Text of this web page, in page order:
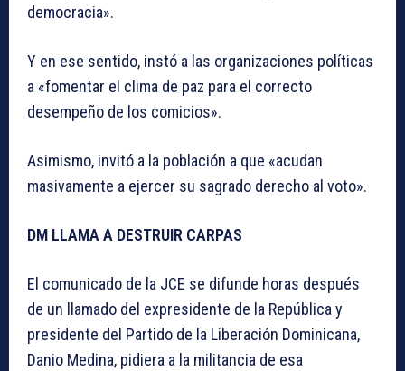
democracia».
Y en ese sentido, instó a las organizaciones políticas
a «fomentar el clima de paz para el correcto
desempeño de los comicios».
Asimismo, invitó a la población a que «acudan
masivamente a ejercer su sagrado derecho al voto».
DM LLAMA A DESTRUIR CARPAS
El comunicado de la JCE se difunde horas después
de un llamado del expresidente de la República y
presidente del Partido de la Liberación Dominicana,
Danio Medina, pidiera a la militancia de esa